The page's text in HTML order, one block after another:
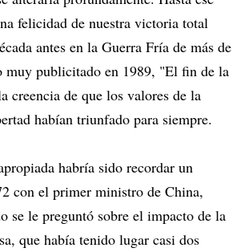
felicidad de nuestra victoria total
antes en la Guerra Fría de más de
muy publicitado en 1989, "El fin de la
creencia de que los valores de la
habían triunfado para siempre.
habría sido recordar un
con el primer ministro de China,
se le preguntó sobre el impacto de la
que había tenido lugar casi dos